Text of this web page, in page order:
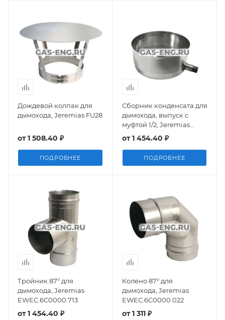
Дождевой колпак для
дымохода, Jeremias FU28
от1 508.40 ₽
ПОДРОБНЕЕ
Сборник конденсата для
дымохода, выпуск с
муфтой 1/2, Jeremias
EWEC.6C0000.001
от1 454.40 ₽
ПОДРОБНЕЕ
Тройник 87° для
дымохода, Jeremias
EWEC.6C0000.713
от1 454.40 ₽
Колено 87° для
дымохода, Jeremias
EWEC.6C0000.022
от1 311 ₽